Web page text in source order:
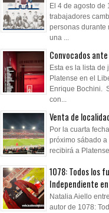
El 4 de agosto de
trabajadores
personas durante
una ...
Convocados
Esta es la lista de
Platense en el
Enrique Bochini.
con...
Venta de
Por la cuarta
próximo sábado
recibirá a
1078: Todos los
Independiente
Natalia Aiello
autor de 1078: